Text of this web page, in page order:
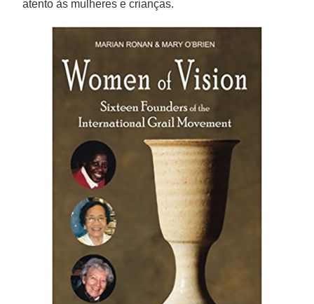
atento às mulheres e crianças.